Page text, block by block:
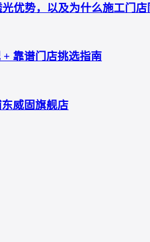
优势，以及为什么施工门店
靠谱门店挑选指南
威固旗舰店